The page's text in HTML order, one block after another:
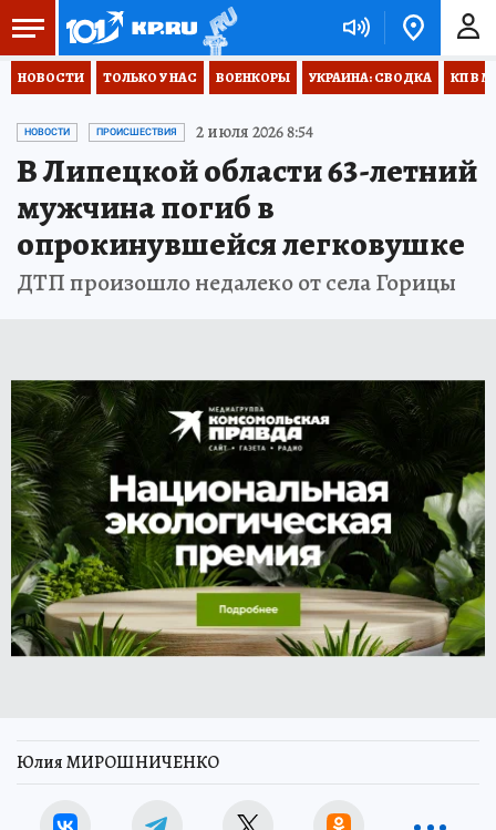
НОВОСТИ ТОЛЬКО У НАС ВОЕНКОРЫ УКРАИНА: СВОДКА КП В
НОВОСТИ ПРОИСШЕСТВИЯ 2 июля 2026 8:54
В Липецкой области 63-летний
мужчина погиб в
опрокинувшейся легковушке
ДТП произошло недалеко от села Горицы
Юлия МИРОШНИЧЕНКО